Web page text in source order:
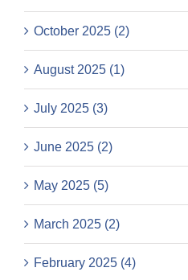
October 2025 (2)
August 2025 (1)
July 2025 (3)
June 2025 (2)
May 2025 (5)
March 2025 (2)
February 2025 (4)